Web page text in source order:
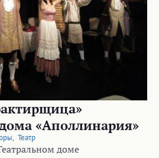
«Аполлинария»
, Театр
доме